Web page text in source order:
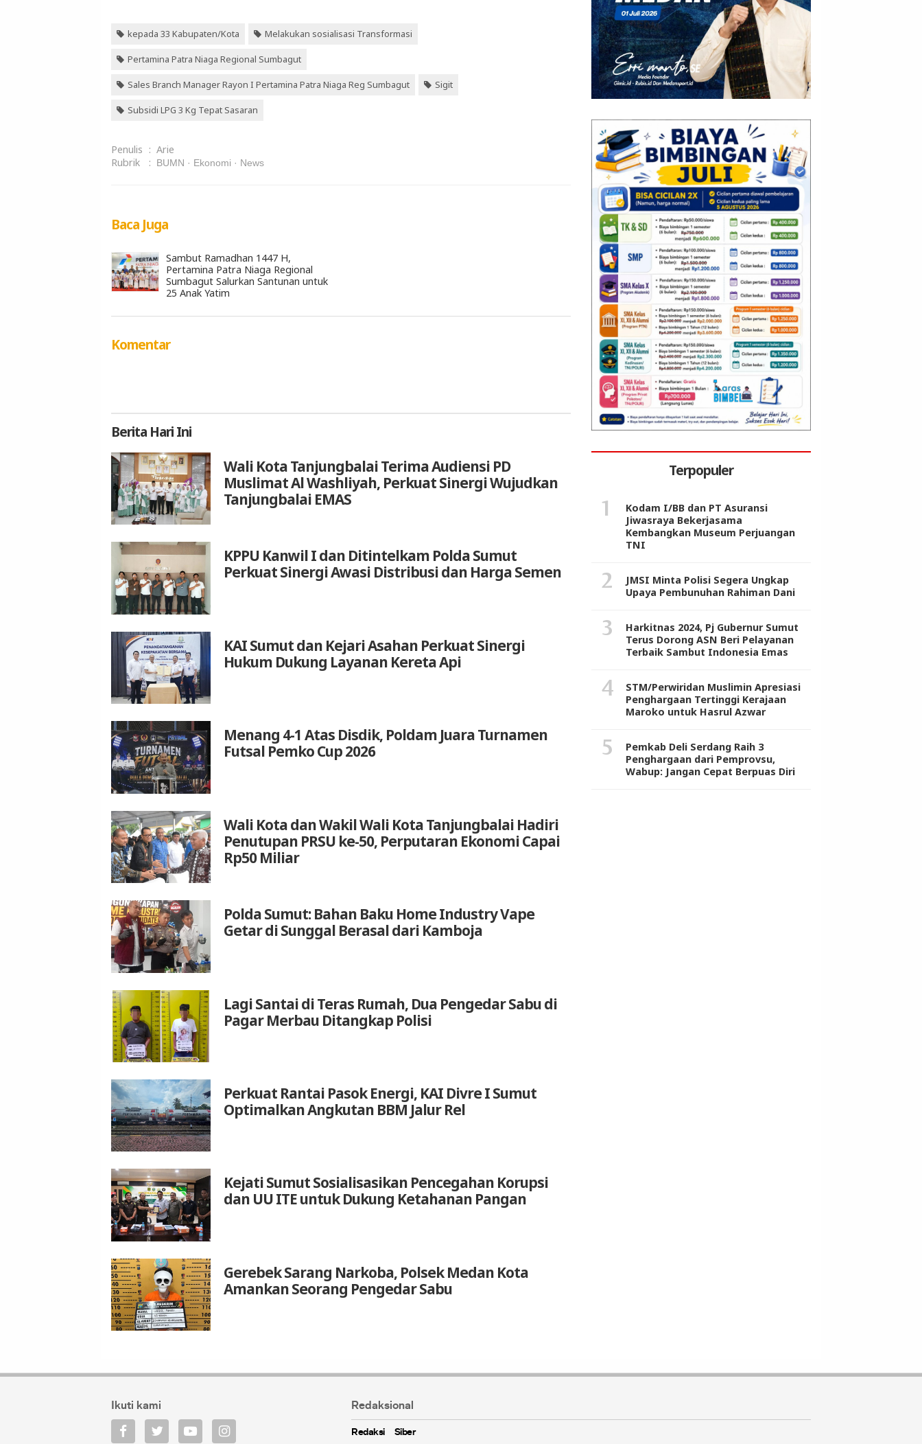
kepada 33 Kabupaten/Kota Melakukan sosialisasi Transformasi
Pertamina Patra Niaga Regional Sumbagut
Sales Branch Manager Rayon I Pertamina Patra Niaga Reg Sumbagut Sigit
Subsidi LPG 3 Kg Tepat Sasaran
Penulis : Arie
Rubrik
: BUMN Ekonomi News
Baca Juga
Sambut Ramadhan 1447 H,
Pertamina Patra Niaga Regional
Sumbagut Salurkan Santunan untuk
25 Anak Yatim
Komentar
Berita Hari Ini
Wali Kota Tanjungbalai Terima Audiensi PD
Muslimat Al Washliyah, Perkuat Sinergi Wujudkan
Tanjungbalai EMAS
KPPU Kanwil I dan Ditintelkam Polda Sumut
Perkuat Sinergi Awasi Distribusi dan Harga Semen
KAI Sumut dan Kejari Asahan Perkuat Sinergi
Hukum Dukung Layanan Kereta Api
Menang 4-1 Atas Disdik, Poldam Juara Turnamen
Futsal Pemko Cup 2026
Wali Kota dan Wakil Wali Kota Tanjungbalai Hadiri
Penutupan PRSU ke-50, Perputaran Ekonomi Capai
Rp50 Miliar
Polda Sumut: Bahan Baku Home Industry Vape
Getar di Sunggal Berasal dari Kamboja
Lagi Santai di Teras Rumah, Dua Pengedar Sabu di
Pagar Merbau Ditangkap Polisi
Perkuat Rantai Pasok Energi, KAI Divre I Sumut
Optimalkan Angkutan BBM Jalur Rel
Kejati Sumut Sosialisasikan Pencegahan Korupsi
dan UU ITE untuk Dukung Ketahanan Pangan
Gerebek Sarang Narkoba, Polsek Medan Kota
Amankan Seorang Pengedar Sabu
Terpopuler
Kodam I/BB dan PT Asuransi
Jiwasraya Bekerjasama
Kembangkan Museum Perjuangan
TNI
JMSI Minta Polisi Segera Ungkap
Upaya Pembunuhan Rahiman Dani
Harkitnas 2024, Pj Gubernur Sumut
Terus Dorong ASN Beri Pelayanan
Terbaik Sambut Indonesia Emas
STM/Perwiridan Muslimin Apresiasi
Penghargaan Tertinggi Kerajaan
Maroko untuk Hasrul Azwar
Pemkab Deli Serdang Raih 3
Penghargaan dari Pemprovsu,
Wabup: Jangan Cepat Berpuas Diri
Ikuti kami Redaksional
Redaksi Siber